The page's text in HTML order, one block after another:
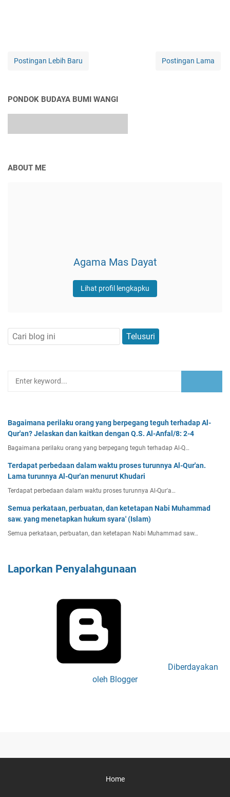
Postingan Lebih Baru Postingan Lama
PONDOK BUDAYA BUMI WANGI
ABOUT ME
Agama Mas Dayat
Lihat profil lengkapku
Bagaimana perilaku orang yang berpegang teguh terhadap Al-
Qur'an? Jelaskan dan kaitkan dengan Q.S. Al-Anfal/8: 2-4
Bagaimana perilaku orang yang berpegang teguh terhadap Al-Q…
Terdapat perbedaan dalam waktu proses turunnya Al-Qur'an.
Lama turunnya Al-Qur'an menurut Khudari
Terdapat perbedaan dalam waktu proses turunnya Al-Qur'a…
Semua perkataan, perbuatan, dan ketetapan Nabi Muhammad
saw. yang menetapkan hukum syara' (Islam)
Semua perkataan, perbuatan, dan ketetapan Nabi Muhammad saw…
Laporkan Penyalahgunaan
Diberdayakan
oleh Blogger
Home